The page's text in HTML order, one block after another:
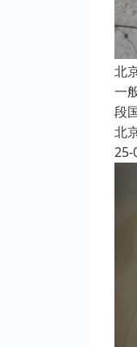
北
一
段
北
25-